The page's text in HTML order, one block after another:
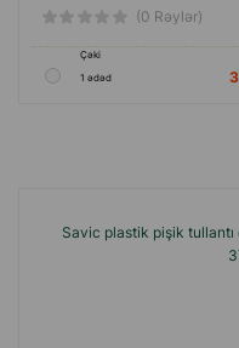
(0 Rəylər)
Çəki
1 ədəd
Savic plastik pişik tullantı